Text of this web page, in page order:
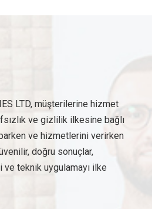
LTD, müşterilerine hizmet
ve gizlilik ilkesine bağlı
ve hizmetlerini verirken
doğru sonuçlar,
ve teknik uygulamayı ilke